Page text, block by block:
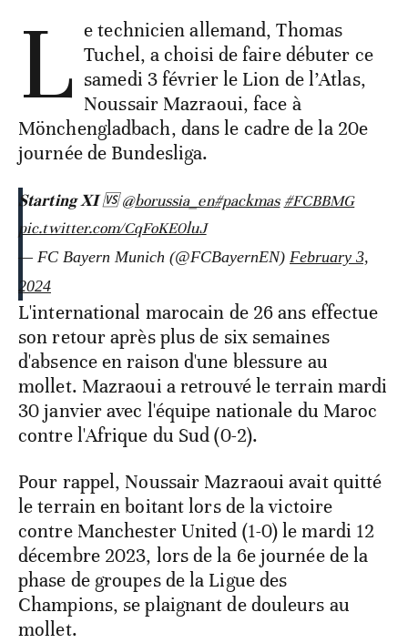
L e technicien allemand, Thomas
Tuchel, a choisi de faire débuter ce
samedi 3 février le Lion de l’Atlas,
Noussair Mazraoui, face à
Mönchengladbach, dans le cadre de la 20e
journée de Bundesliga.
𝐒𝐭𝐚𝐫𝐭𝐢𝐧𝐠 𝐗𝐈 🆚@borussia_en#packmas #FCBBMG
pic.twitter.com/CqFoKE0luJ
— FC Bayern Munich (@FCBayernEN) February 3,
2024
L'international marocain de 26 ans effectue
son retour après plus de six semaines
d'absence en raison d'une blessure au
mollet. Mazraoui a retrouvé le terrain mardi
30 janvier avec l'équipe nationale du Maroc
contre l'Afrique du Sud (0-2).
Pour rappel, Noussair Mazraoui avait quitté
le terrain en boitant lors de la victoire
contre Manchester United (1-0) le mardi 12
décembre 2023, lors de la 6e journée de la
phase de groupes de la Ligue des
Champions, se plaignant de douleurs au
mollet.